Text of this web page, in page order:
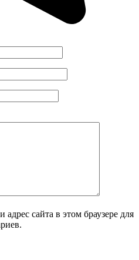
сайта в этом браузере для